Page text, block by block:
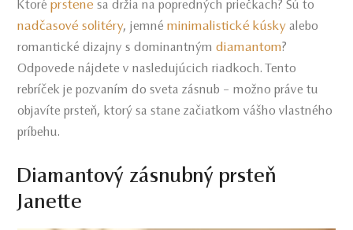
Ktoréprstene sa držia na popredných priečkach? Sú to
nadčasové solitéry, jemnéminimalistické kúsky alebo
romantické dizajny s dominantnýmdiamantom?
Odpovede nájdete v nasledujúcich riadkoch. Tento
rebríček je pozvaním do sveta zásnub – možno práve tu
objavíte prsteň, ktorý sa stane začiatkom vášho vlastného
príbehu.
Diamantový zásnubný prsteň
Janette